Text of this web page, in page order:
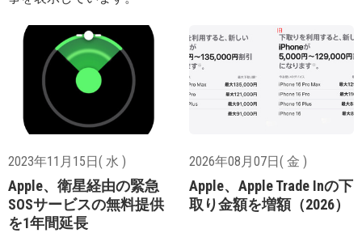
2023年11月15日( 水 )
Apple、衛星経由の緊急
SOSサービスの無料提供
を1年間延長
2026年08月07日( 金 )
Apple、Apple Trade Inの下
取り金額を増額（2026）